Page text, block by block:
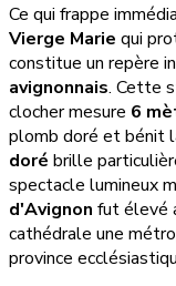
Ce qui frappe
Vierge Marie qui
constitue un repère
avignonnais. Cette
clocher mesure 6
plomb doré et bénit
doré brille
spectacle lumineux
d'Avignon fut élevé
cathédrale une
province